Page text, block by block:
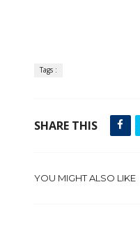
Tags :
SHARE THIS
YOU MIGHT ALSO LIKE